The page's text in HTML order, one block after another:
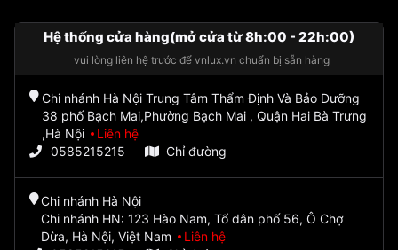
Hệ thống cửa hàng(mở cửa từ 8h:00 - 22h:00)
vui lòng liên hệ trước để vnlux.vn chuẩn bị sẵn hàng
Chi nhánh Hà Nội Trung Tâm Thẩm Định Và Bảo Dưỡng
38 phố Bạch Mai,Phường Bạch Mai , Quận Hai Bà Trưng
,Hà Nội
Liên hệ
0585215215
Chỉ đường
Chi nhánh Hà Nội
Chi nhánh HN: 123 Hào Nam, Tổ dân phố 56, Ô Chợ
Dừa, Hà Nội, Việt Nam
Liên hệ